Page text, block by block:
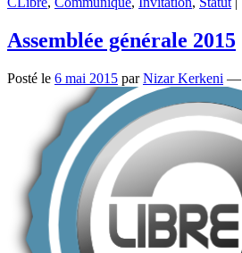
Assemblée générale 2015
Posté le 6 mai 2015 parNizar Kerkeni —